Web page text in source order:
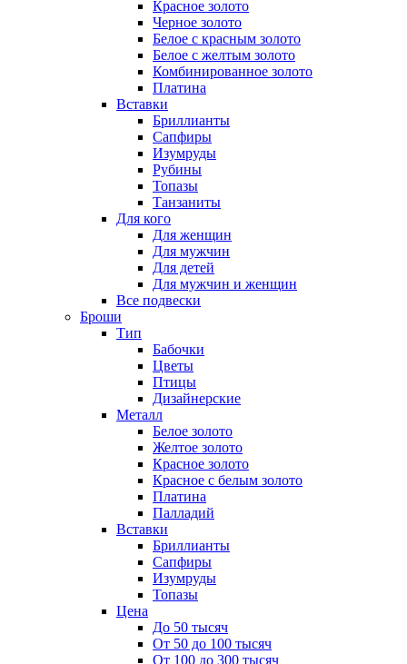
Красное золото
Черное золото
Белое с красным золото
Белое с желтым золото
Комбинированное золото
Платина
Вставки
Бриллианты
Сапфиры
Изумруды
Рубины
Топазы
Танзаниты
Для кого
Для женщин
Для мужчин
Для детей
Для мужчин и женщин
Все подвески
Броши
Тип
Бабочки
Цветы
Птицы
Дизайнерские
Металл
Белое золото
Желтое золото
Красное золото
Красное с белым золото
Платина
Палладий
Вставки
Бриллианты
Сапфиры
Изумруды
Топазы
Цена
До 50 тысяч
От 50 до 100 тысяч
От 100 до 300 тысяч